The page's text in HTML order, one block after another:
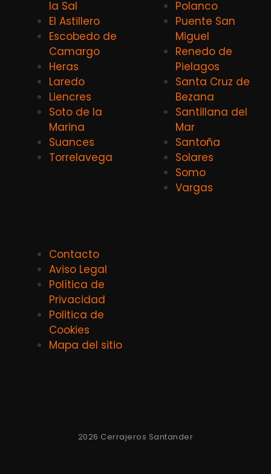
la Sal
El Astillero
Escobedo de
Camargo
Heras
Laredo
Liencres
Soto de la
Marina
Suances
Torrelavega
Polanco
Puente San
Miguel
Renedo de
Pielagos
Santa Cruz de
Bezana
Santillana del
Mar
Santoña
Solares
Somo
Vargas
Contacto
Aviso Legal
Política de
Privacidad
Politica de
Cookies
Mapa del sitio
2026 Cerrajeros Santander